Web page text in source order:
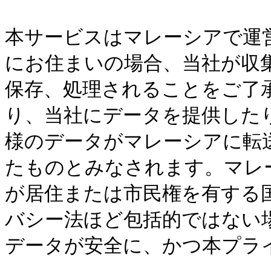
本サービスはマレーシアで
にお住まいの場合、当社が
保存、処理されることをご
り、当社にデータを提供し
様のデータがマレーシアに転
たものとみなされます。マ
が居住または市民権を有する
バシー法ほど包括的ではない
データが安全に、かつ本プ